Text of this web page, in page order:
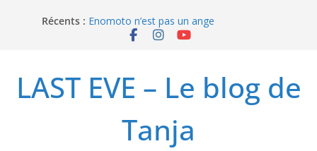
Récents : Enomoto n’est pas un ange
QUEEN BEE enflamme le Bataclan
I’m not in love de Zeniko Sumiya
LAST EVE – Le blog de
Tanja